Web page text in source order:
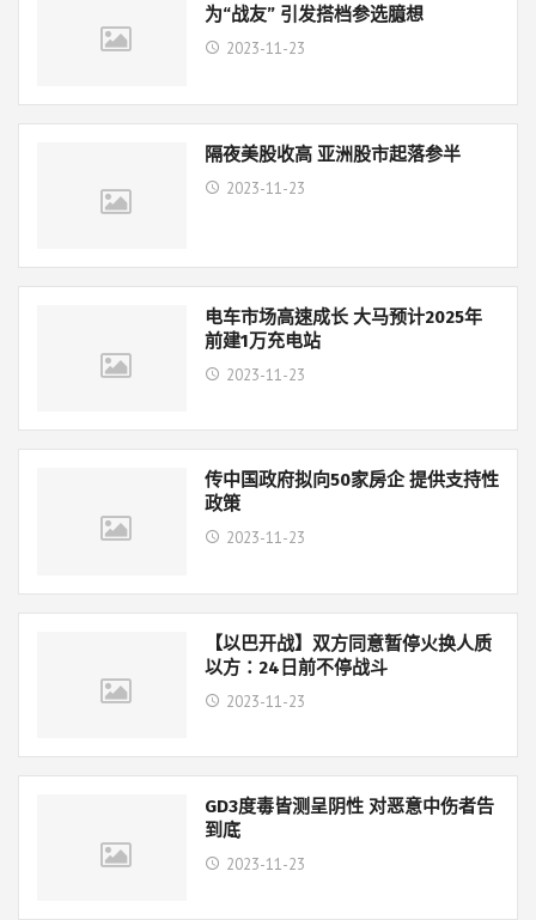
为“战友” 引发搭档参选臆想
2023-11-23
隔夜美股收高 亚洲股市起落参半
2023-11-23
电车市场高速成长 大马预计2025年
前建1万充电站
2023-11-23
传中国政府拟向50家房企 提供支持性
政策
2023-11-23
【以巴开战】双方同意暂停火换人质
以方：24日前不停战斗
2023-11-23
GD3度毒皆测呈阴性 对恶意中伤者告
到底
2023-11-23